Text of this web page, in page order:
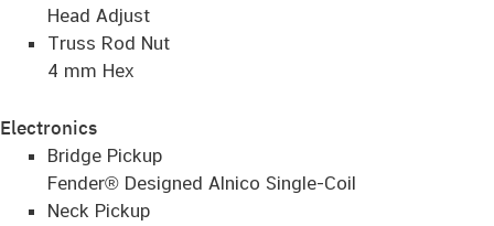
Head Adjust
Truss Rod Nut
4 mm Hex
Electronics
Bridge Pickup
Fender® Designed Alnico Single-Coil
Neck Pickup